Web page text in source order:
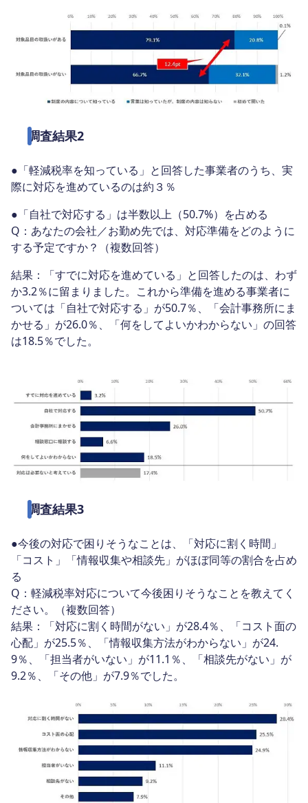
調査結果2
●「軽減税率を知っている」と回答した事業者のうち、実
際に対応を進めているのは約３％
●「自社で対応する」は半数以上（50.7%）を占める
Q：あなたの会社／お勤め先では、対応準備をどのように
する予定ですか？（複数回答）
結果：「すでに対応を進めている」と回答したのは、わず
か3.2％に留まりました。これから準備を進める事業者に
ついては「自社で対応する」が50.7％、「会計事務所にま
かせる」が26.0％、「何をしてよいかわからない」の回答
は18.5％でした。
調査結果3
●今後の対応で困りそうなことは、「対応に割く時間」
「コスト」「情報収集や相談先」がほぼ同等の割合を占め
る
Q：軽減税率対応について今後困りそうなことを教えてく
ださい。（複数回答）
結果：「対応に割く時間がない」が28.4％、「コスト面の
心配」が25.5％、「情報収集方法がわからない」が24.
9％、「担当者がいない」が11.1％、「相談先がない」が
9.2％、「その他」が7.9％でした。